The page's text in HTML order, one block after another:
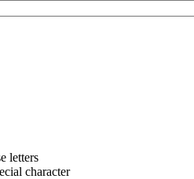
letters
character